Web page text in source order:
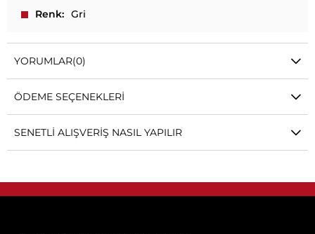
Renk Gri
YORUMLAR(0)
ÖDEME SEÇENEKLERI
SENETLI ALIŞVERIŞ NASIL YAPILIR